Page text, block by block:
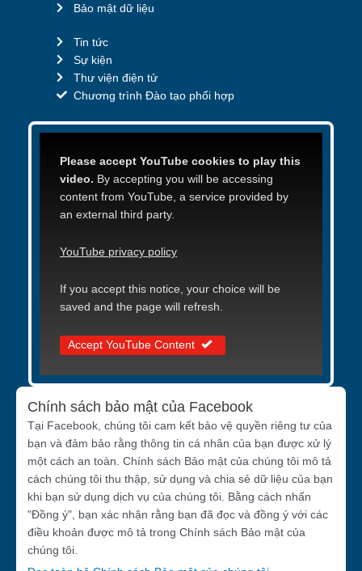
Bảo mật dữ liệu
Tin tức
Sự kiện
Thư viện điện tử
Chương trình Đào tạo phối hợp
Please accept YouTube cookies to play this
video. By accepting you will be accessing
content from YouTube, a service provided by
an external third party.
YouTube privacy policy
If you accept this notice, your choice will be
saved and the page will refresh.
Accept YouTube Content
Chính sách bảo mật của Facebook
Tại Facebook, chúng tôi cam kết bảo vệ quyền riêng tư của
bạn và đảm bảo rằng thông tin cá nhân của bạn được xử lý
một cách an toàn. Chính sách Bảo mật của chúng tôi mô tả
cách chúng tôi thu thập, sử dụng và chia sẻ dữ liệu của bạn
khi bạn sử dụng dịch vụ của chúng tôi. Bằng cách nhấn
"Đồng ý", bạn xác nhận rằng bạn đã đọc và đồng ý với các
điều khoản được mô tả trong Chính sách Bảo mật của
chúng tôi.